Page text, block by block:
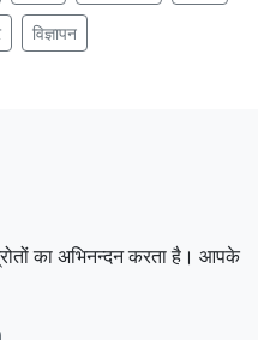
विज्ञापन
का अभिनन्दन करता है। आपके